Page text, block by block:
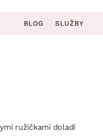
BLOG SLUŽBY
ružičkami doladí